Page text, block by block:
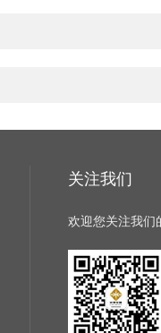
关注我们
欢迎您关注我们